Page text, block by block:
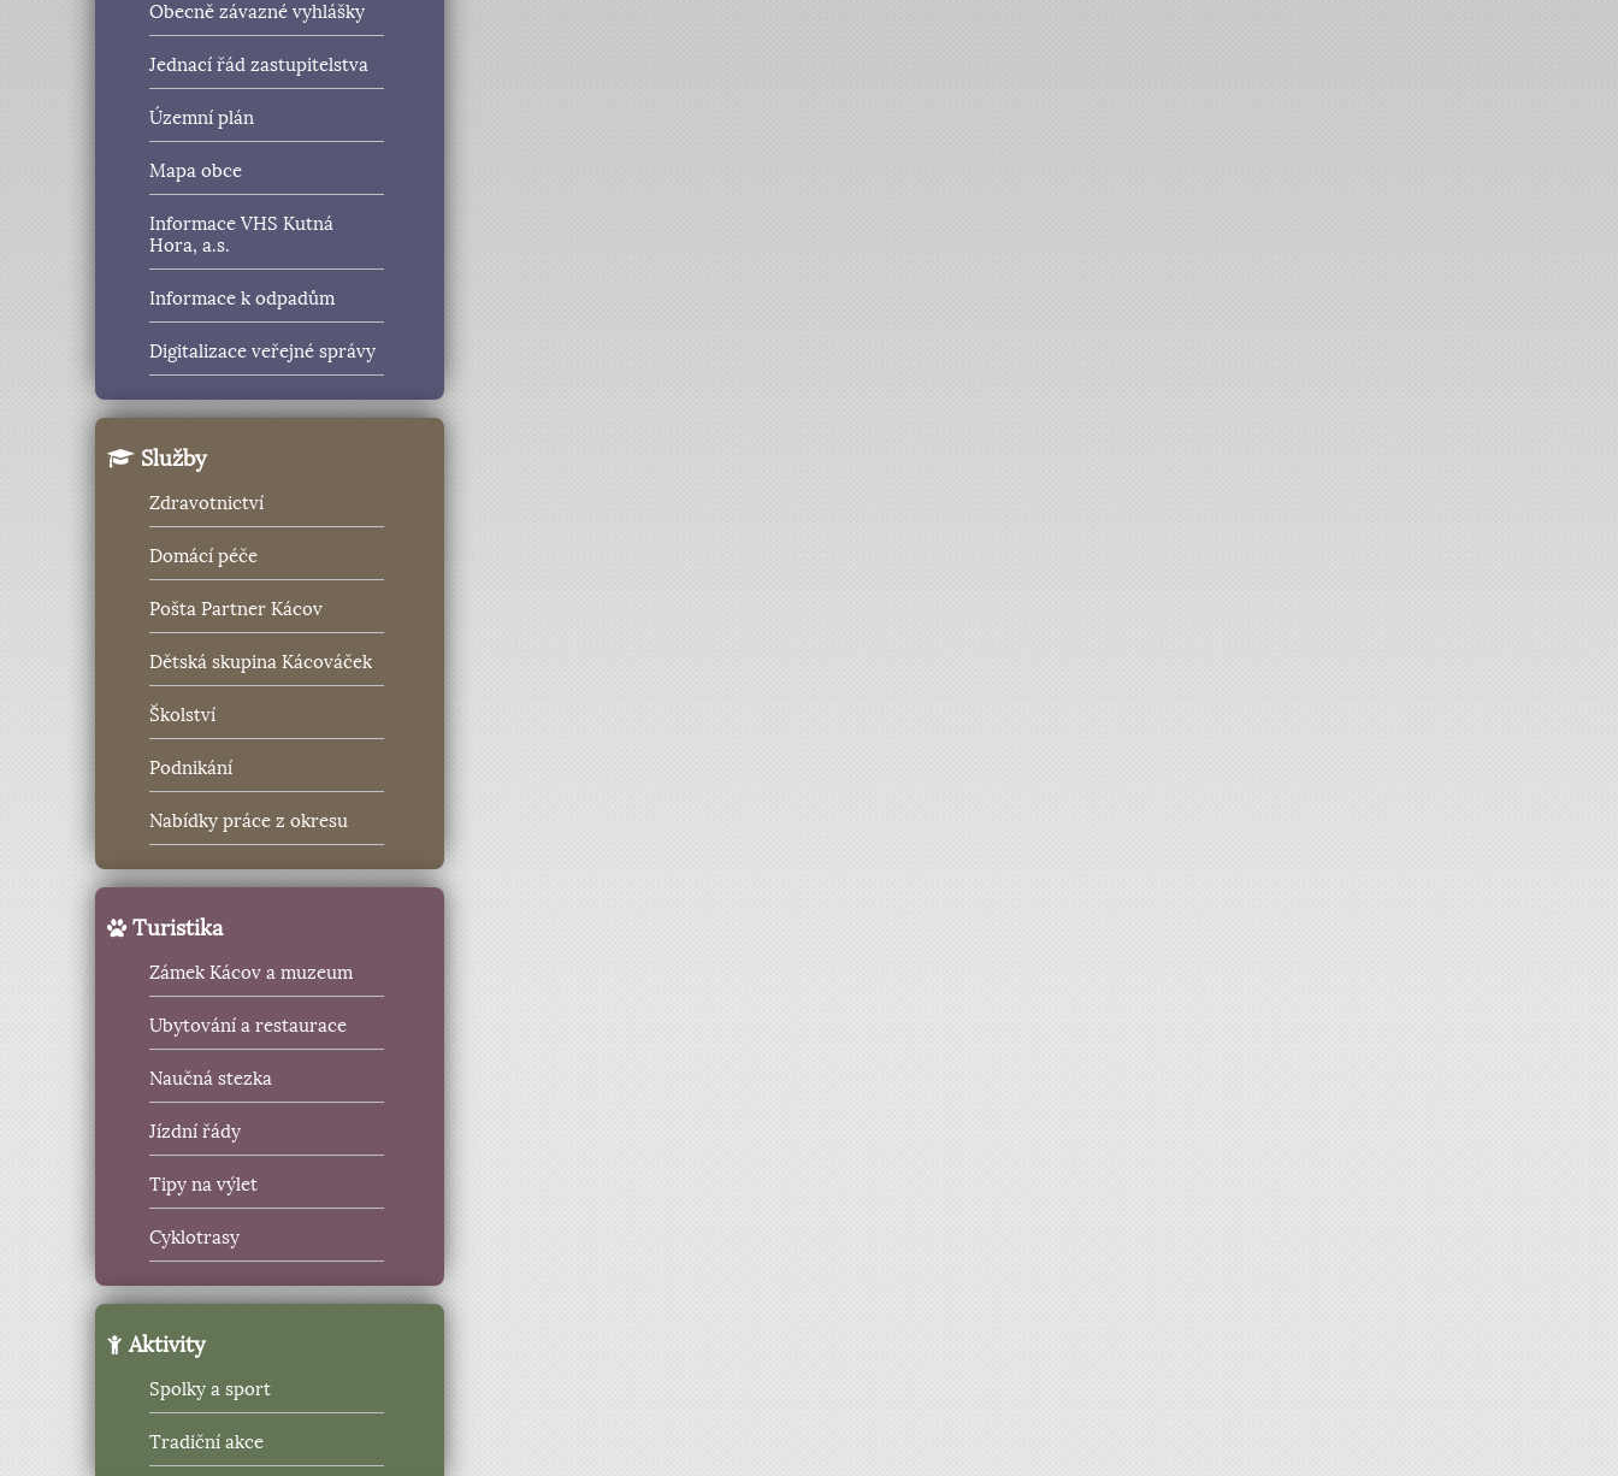
Obecně závazné vyhlášky
Jednací řád zastupitelstva
Územní plán
Mapa obce
Informace VHS Kutná
Hora, a.s.
Informace k odpadům
Digitalizace veřejné správy
Služby
Zdravotnictví
Domácí péče
Pošta Partner Kácov
Dětská skupina Kácováček
Školství
Podnikání
Nabídky práce z okresu
Turistika
Zámek Kácov a muzeum
Ubytování a restaurace
Naučná stezka
Jízdní řády
Tipy na výlet
Cyklotrasy
Aktivity
Spolky a sport
Tradiční akce